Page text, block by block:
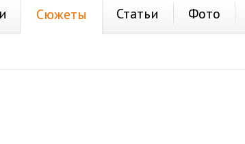
Сюжеты Статьи Фото